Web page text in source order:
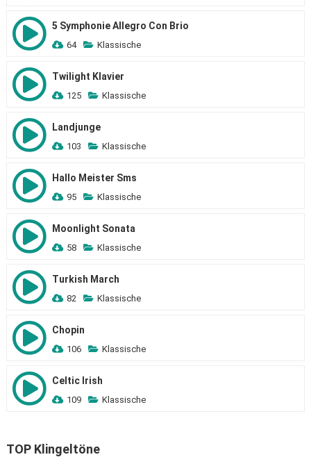
5 Symphonie Allegro Con Brio
64 Klassische
Twilight Klavier
125 Klassische
Landjunge
103 Klassische
Hallo Meister Sms
95 Klassische
Moonlight Sonata
58 Klassische
Turkish March
82 Klassische
Chopin
106 Klassische
Celtic Irish
109 Klassische
TOP Klingeltöne